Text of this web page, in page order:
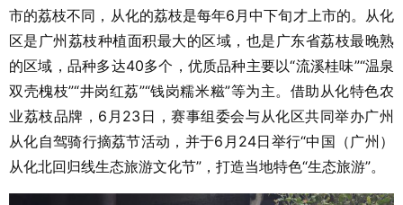
市的荔枝不同，从化的荔枝是每年6月中下旬才上市的。从化
区是广州荔枝种植面积最大的区域，也是广东省荔枝最晚熟
的区域，品种多达40多个，优质品种主要以“流溪桂味”“温泉
双壳槐枝”“井岗红荔”“钱岗糯米糍”等为主。借助从化特色农
业荔枝品牌，6月23日，赛事组委会与从化区共同举办广州
从化自驾骑行摘荔节活动，并于6月24日举行“中国（广州）
从化北回归线生态旅游文化节”，打造当地特色“生态旅游”。